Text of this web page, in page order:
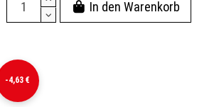
In den Warenkorb
-4,63 €